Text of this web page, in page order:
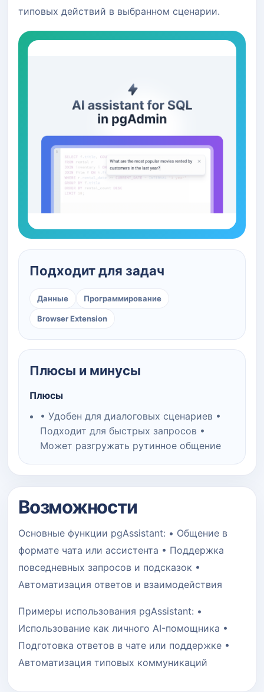
типовых действий в выбранном сценарии.
Подходит для задач
Данные Программирование
Browser Extension
Плюсы и минусы
Плюсы
• Удобен для диалоговых сценариев •
Подходит для быстрых запросов •
Может разгружать рутинное общение
Возможности
Основные функции pgAssistant: • Общение в
формате чата или ассистента • Поддержка
повседневных запросов и подсказок •
Автоматизация ответов и взаимодействия
Примеры использования pgAssistant: •
Использование как личного AI-помощника •
Подготовка ответов в чате или поддержке •
Автоматизация типовых коммуникаций